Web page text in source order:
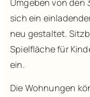
Umgeben von den
sich ein
neu gestaltet.
Spielfläche für
ein.
Die Wohnungen